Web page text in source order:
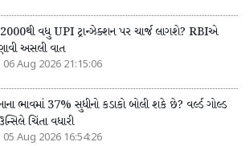
વધુ UPI ટ્રાન્ઝેક્શન પર ચાર્જ લાગશે? RBIએ
અસલી વાત
06 Aug 2026 21:15:06
ભાવમાં 37% સુધીનો કડાકો બોલી શકે છે? વર્લ્ડ ગોલ્ડ
ચિંતા વધારી
05 Aug 2026 16:54:26